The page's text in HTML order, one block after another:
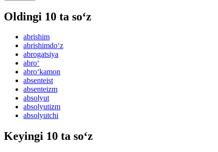
Oldingi 10 ta so‘z
abrishim
abrishimdo‘z
abrogatsiya
abro‘
abro‘kamon
absenteist
absenteizm
absolyut
absolyutizm
absolyutchi
Keyingi 10 ta so‘z